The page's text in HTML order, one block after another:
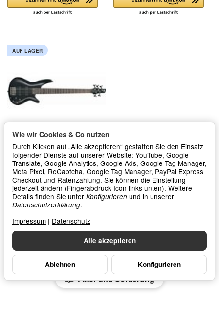
Filter und Sortierung
AUF LAGER
Ibanez SR305-IPT Iron Pewter E-
Bass
349,00 €*
In den Warenkorb
Alle akzeptieren
Ablehnen Konfigurieren
Wie wir Cookies & Co nutzen
Durch Klicken auf „Alle akzeptieren“ gestatten Sie den Einsatz
folgender Dienste auf unserer Website: YouTube, Google
Translate, Google Analytics, Google Ads, Google Tag Manager,
Meta Pixel, ReCaptcha, Google Tag Manager, PayPal Express
Checkout und Ratenzahlung. Sie können die Einstellung
jederzeit ändern (Fingerabdruck-Icon links unten). Weitere
Details finden Sie unter Konfigurieren und in unserer
Datenschutzerklärung.
Impressum | Datenschutz